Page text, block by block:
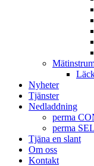
Nyheter
Tjänster
Nedladdning
perma
perma
Tjäna en slant
Om oss
Kontakt